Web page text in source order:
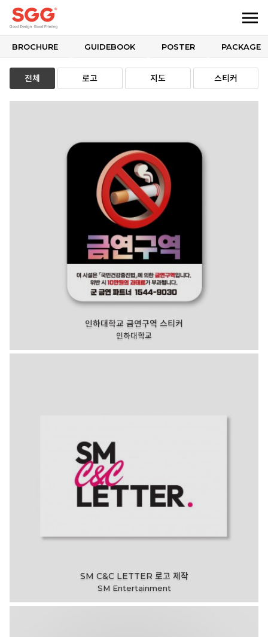
BROCHURE GUIDEBOOK POSTER PACKAGE
전체 로고 지도 스티커
인하대학교 금연구역 스티커
인하대학교
SM C&C LETTER 로고 제작
SM Entertainment